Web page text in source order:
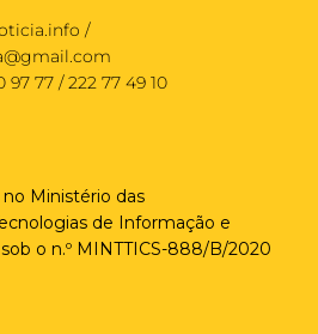
/
97 77 / 222 77 49 10
Ministério das
de Informação e
o n.º MINTTICS-888/B/2020